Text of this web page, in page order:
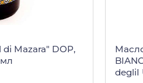
Mazara" DOP,
degliI